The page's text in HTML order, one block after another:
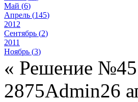
Май (6)
Апрель (145)
2012
Сентябрь (2)
2011
Ноябрь (3)
« Решение №45
2875Admin26